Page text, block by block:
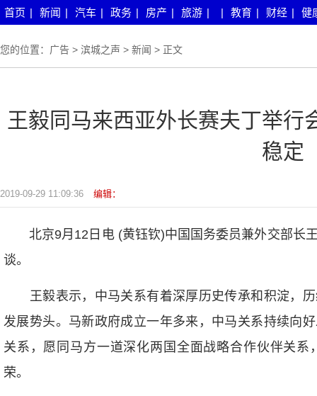
首页 | 新闻 | 汽车 | 政务 | 房产 | 旅游 | | 教育 | 财经 | 健
您的位置： 广告 > 滨城之声 > 新闻 > 正文
王毅同马来西亚外长赛夫丁举行
稳定
2019-09-29 11:09:36 编辑：
北京9月12日电 (黄钰钦)中国国务委员兼外交部长
谈。
王毅表示，中马关系有着深厚历史传承和积淀，历
发展势头。马新政府成立一年多来，中马关系持续向
关系，愿同马方一道深化两国全面战略合作伙伴关
荣。